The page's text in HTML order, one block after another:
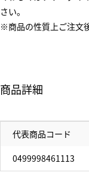
さい。
※商品の性質上ご注文
商品詳細
代表商品コード
0499998461113